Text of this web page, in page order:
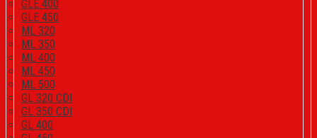
GLE 400
GLE 450
ML 320
ML 350
ML 400
ML 450
ML 500
GL 320 CDI
GL 350 CDI
GL 400